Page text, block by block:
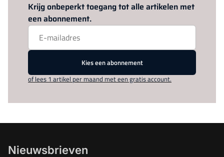
Krijg onbeperkt toegang tot alle artikelen met
een abonnement.
Kies een abonnement
of lees 1 artikel per maand met een gratis account.
Nieuwsbrieven